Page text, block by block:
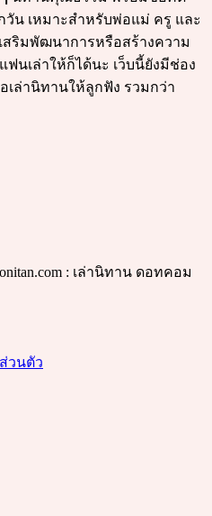
วัน เหมาะสำหรับพ่อแม่ ครู และ
สริมพัฒนาการหรือสร้างความ
นเล่าให้ก็ได้นะ เว็บนี้ยังมีช่อง
เล่านิทานให้ลูกฟัง รวมกว่า
: เล่านิทาน ดอทคอม
วนตัว